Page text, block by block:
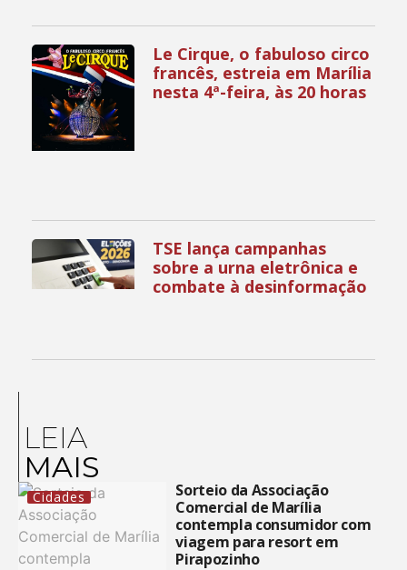
Le Cirque, o fabuloso circo
francês, estreia em Marília
nesta 4ª-feira, às 20 horas
TSE lança campanhas
sobre a urna eletrônica e
combate à desinformação
LEIA
MAIS
Cidades
Sorteio da Associação
Comercial de Marília
contempla consumidor com
viagem para resort em
Pirapozinho